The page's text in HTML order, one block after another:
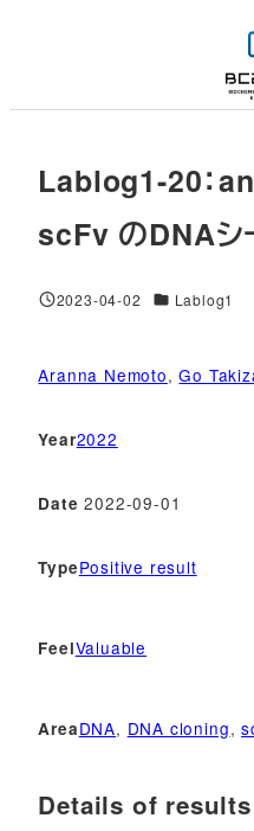
Lablog1-20：
scFv のDNAシ
投稿日
2023-04-02 対象DBLablog1
Aranna Nemoto, Go
Year2022
Date 2022-09-01
TypePositive result
FeelValuable
AreaDNA, DNA cloning,
Details of results